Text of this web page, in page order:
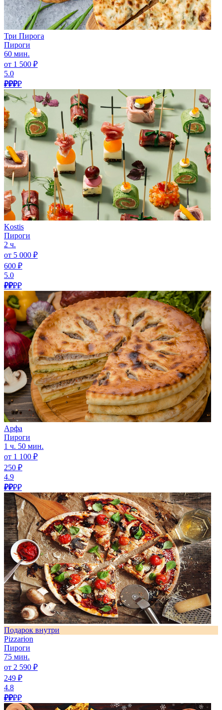
Три Пирога
Пироги
60 мин.
от 1 500 ₽
5.0
₽₽₽₽
Kostis
Пироги
2 ч.
от 5 000 ₽
600 ₽
5.0
₽₽₽₽
Арфа
Пироги
1 ч. 50 мин.
от 1 100 ₽
250 ₽
4.9
₽₽₽₽
Подарок внутри
Pizzarion
Пироги
75 мин.
от 2 590 ₽
249 ₽
4.8
₽₽₽₽